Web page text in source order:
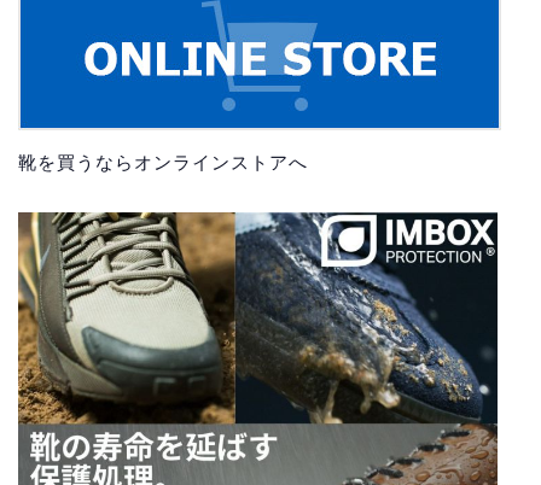
靴を買うならオンラインストアへ